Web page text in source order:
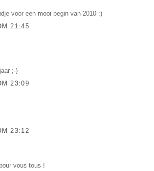
voor een mooi begin van 2010 :)
21:45
;-)
23:09
23:12
vous tous !